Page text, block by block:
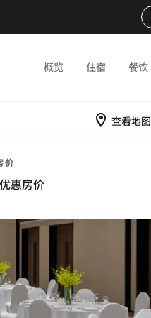
概览 住宿 餐饮
查看地图
价
惠房价